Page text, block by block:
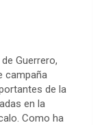
Guerrero,
campaña
de la
en la
Como ha